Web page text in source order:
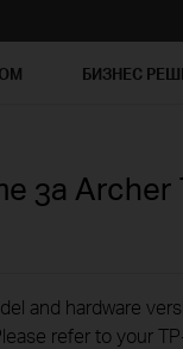
БИЗНЕС
за Archer
and hardware
refer to your